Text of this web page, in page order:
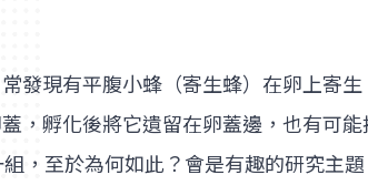
發現有平腹小蜂（寄生蜂）在卵上寄
，孵化後將它遺留在卵蓋邊，也有可
，至於為何如此？會是有趣的研究主題